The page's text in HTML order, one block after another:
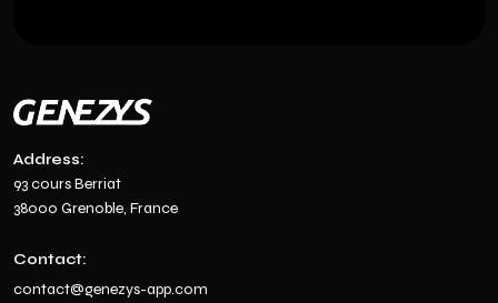
Address:
93 cours Berriat
38000 Grenoble, France
Contact:
contact@genezys-app.com